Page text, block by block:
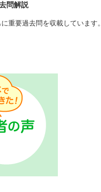
問解説
重要過去問を収載しています。